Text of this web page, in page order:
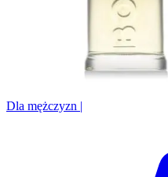
Dla mężczyzn |